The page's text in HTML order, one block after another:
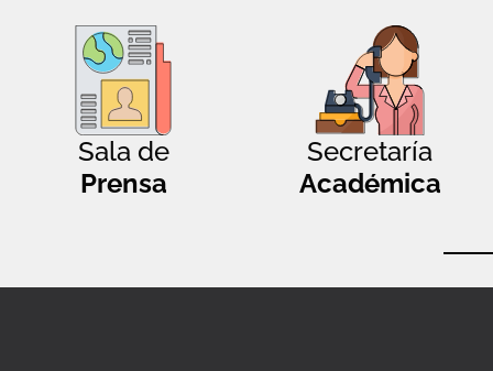
Sala de
Prensa
Secretaría
Académica